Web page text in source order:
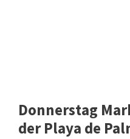
Donnerstag
der Playa de